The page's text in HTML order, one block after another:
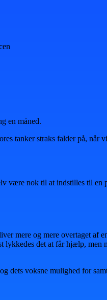
en måned.
tanker straks falder på, når
være nok til at indstilles til en
mere og mere overtaget af
det at får hjælp, men
dets voksne mulighed for